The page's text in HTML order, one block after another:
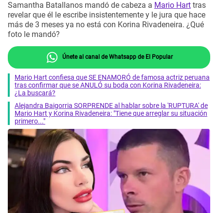
Samantha Batallanos mandó de cabeza a Mario Hart tras
revelar que él le escribe insistentemente y le jura que hace
más de 3 meses ya no está con Korina Rivadeneira. ¿Qué
foto le mandó?
Únete al canal de Whatsapp de El Popular
Mario Hart confiesa que SE ENAMORÓ de famosa actriz peruana
tras confirmar que se ANULÓ su boda con Korina Rivadeneira:
¿La buscará?
Alejandra Baigorria SORPRENDE al hablar sobre la 'RUPTURA' de
Mario Hart y Korina Rivadeneira: "Tiene que arreglar su situación
primero..."